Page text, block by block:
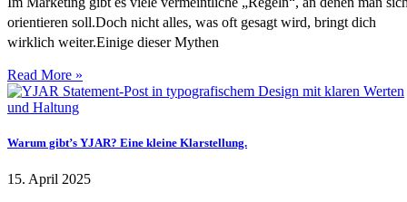
orientieren soll.Doch nicht alles, was oft gesagt wird, bringt dich
wirklich weiter.Einige dieser Mythen
Read More »
Warum gibt’s YJAR? Eine kleine Klarstellung.
15. April 2025